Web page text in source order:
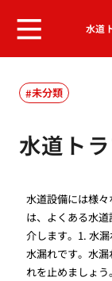
水道
未分類
水道ト
水道設備には様
は、よくある水
介します。1. 水
水漏れです。水
れを止めましょう。